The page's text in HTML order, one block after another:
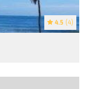
4.5 (4)